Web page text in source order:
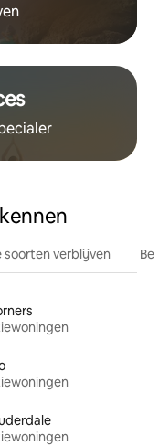
soorten verblijven